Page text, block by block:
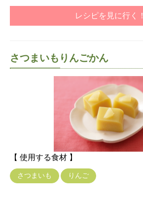
レシピを見に行く！
さつまいもりんごかん
【 使用する食材 】
さつまいも りんご